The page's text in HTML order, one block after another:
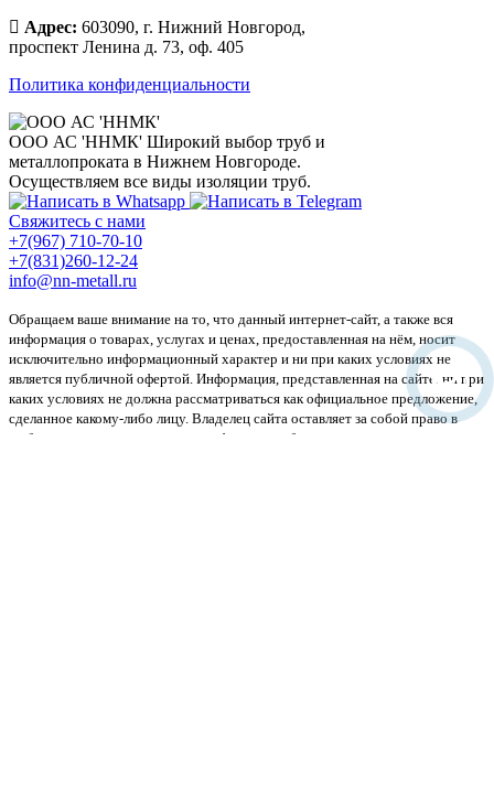
Адрес: 603090, г. Нижний Новгород,
проспект Ленина д. 73, оф. 405
Политика конфиденциальности
ООО АС 'ННМК' Широкий выбор труб и
металлопроката в Нижнем Новгороде.
Осуществляем все виды изоляции труб.
Свяжитесь с нами
+7(967) 710-70-10
+7(831)260-12-24
info@nn-metall.ru
Обращаем ваше внимание на то, что данный интернет-сайт, а также вся
информация о товарах, услугах и ценах, предоставленная на нём, носит
исключительно информационный характер и ни при каких условиях не
является публичной офертой. Информация, представленная на сайте, ни при
каких условиях не должна рассматриваться как официальное предложение,
сделанное какому-либо лицу. Владелец сайта оставляет за собой право в
любое время изменить данную информацию без предварительного